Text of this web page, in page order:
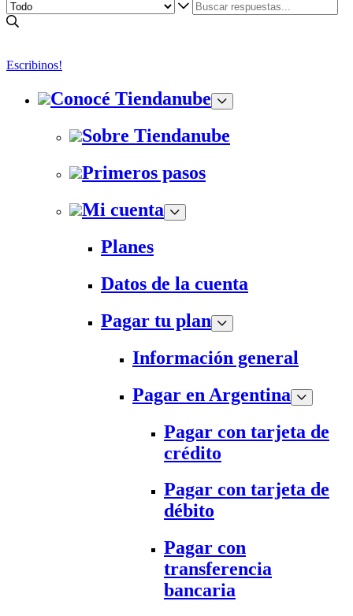
Escribinos!
Conocé Tiendanube
Sobre Tiendanube
Primeros pasos
Mi cuenta
Planes
Datos de la cuenta
Pagar tu plan
Información general
Pagar en Argentina
Pagar con tarjeta de
crédito
Pagar con tarjeta de
débito
Pagar con
transferencia
bancaria